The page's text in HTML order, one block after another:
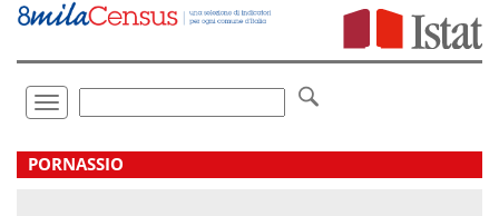
Vai
direttamente
Toggle
navigation
.
PORNASSIO